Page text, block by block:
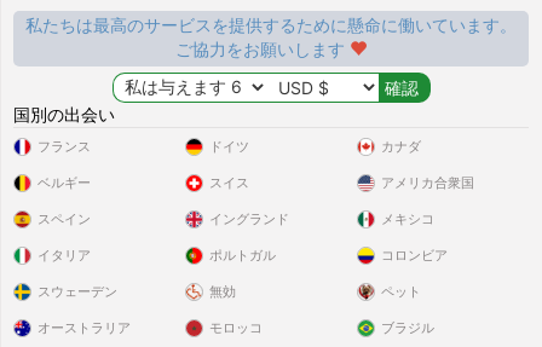
私たちは最高のサービスを提供するために懸命に働いています。
ご協力をお願いします
国別の出会い
フランス
ベルギー
スペイン
イタリア
スウェーデン
ドイツ
スイス
イングランド
ポルトガル
無効
カナダ
アメリカ合衆国
メキシコ
コロンビア
ペット
オーストラリア モロッコ ブラジル